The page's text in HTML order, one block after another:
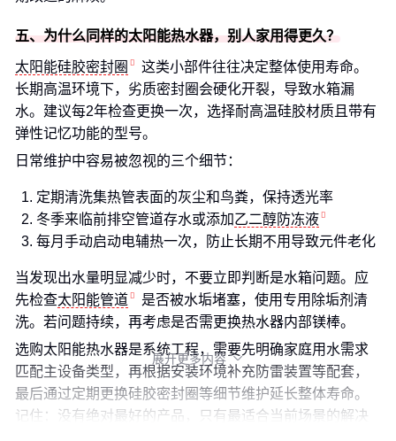
五、为什么同样的太阳能热水器，别人家用得更久？
太阳能硅胶密封圈
这类小部件往往决定整体使用寿命。
长期高温环境下，劣质密封圈会硬化开裂，导致水箱漏
水。建议每2年检查更换一次，选择耐高温硅胶材质且带有
弹性记忆功能的型号。
日常维护中容易被忽视的三个细节：
定期清洗集热管表面的灰尘和鸟粪，保持透光率
冬季来临前排空管道存水或添加乙二醇防冻液
每月手动启动电辅热一次，防止长期不用导致元件老化
当发现出水量明显减少时，不要立即判断是水箱问题。应
先检查太阳能管道
是否被水垢堵塞，使用专用除垢剂清
洗。若问题持续，再考虑是否需更换热水器内部镁棒。
选购太阳能热水器是系统工程，需要先明确家庭用水需求
匹配主设备类型，再根据安装环境补充防雷装置等配套，
最后通过定期更换硅胶密封圈等细节维护延长整体寿命。
记住：没有绝对最好的产品，只有最适合当前场景的解决
展开更多内容 